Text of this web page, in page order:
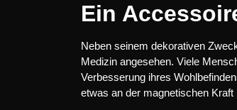
Ein
Neben seinem dekorativen
Medizin angesehen. Viele
Verbesserung ihres
etwas an der magnetischen